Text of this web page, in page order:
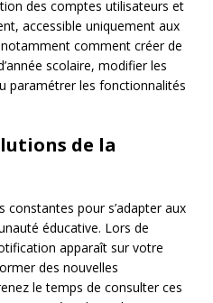
des comptes utilisateurs et
accessible uniquement aux
comment créer de
scolaire, modifier les
paramétrer les fonctionnalités
de la
constantes pour s’adapter aux
éducative. Lors de
apparaît sur votre
des nouvelles
le temps de consulter ces